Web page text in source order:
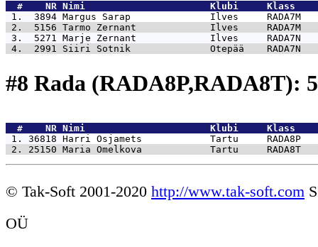
  #    NR
Nimi                      Klubi
1.  3894 Margus Sarap              Ilves     RADA7M
2.  5156 Tarmo Zernant             Ilves     RADA7M
3.  5271 Marje Zernant             Ilves     RADA7N
4.  2991 Siiri Sotnik              Otepää    RADA7N
#8 Rada (RADA8P,RADA8T):
  #    NR
Nimi                      Klubi
1. 36818 Harri Osjamets            Tartu     RADA8P
2. 25150 Maria Omelkova            Tartu     RADA8T
© Tak-Soft 2001-2020 http://www.tak-soft.com
OÜ